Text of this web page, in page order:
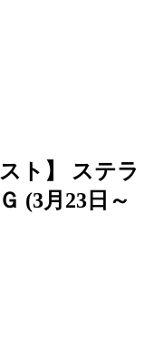
ト】 ステラ
(3月23日～